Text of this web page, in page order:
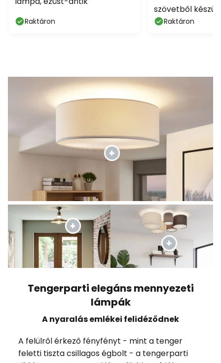
Raktáron
szövetből készült
Raktáron
Tengerparti elegáns mennyezeti
lámpák
A nyaralás emlékei felidéződnek
A felülről érkező fényfényt - mint a tenger
feletti tiszta csillagos égbolt - a tengerparti